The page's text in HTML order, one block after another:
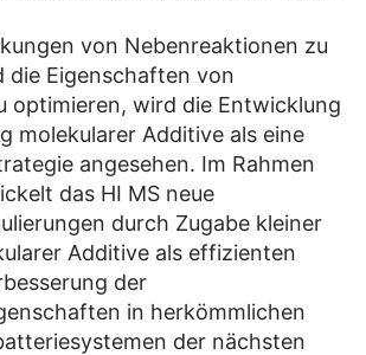
von Nebenreaktionen zu
die Eigenschaften von
optimieren, wird die Entwicklung
molekularer Additive als eine
angesehen. Im Rahmen
das HI MS neue
durch Zugabe kleiner
Additive als effizienten
der
in herkömmlichen
der nächsten